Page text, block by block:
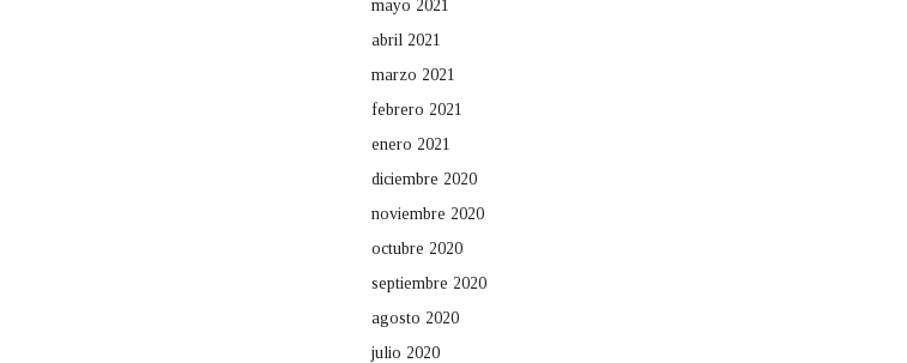
mayo 2021
abril 2021
marzo 2021
febrero 2021
enero 2021
diciembre 2020
noviembre 2020
octubre 2020
septiembre 2020
agosto 2020
julio 2020